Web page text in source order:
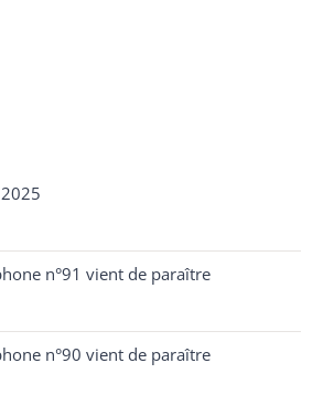
n°91 vient de paraître
n°90 vient de paraître